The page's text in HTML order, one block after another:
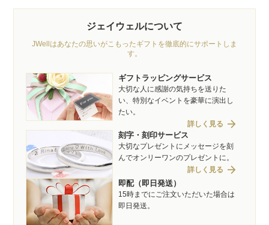
ジェイウェルについて
JWellはあなたの思いがこもったギフトを徹底的にサポートしま
す。
ギフトラッピングサービス
大切な人に感謝の気持ちを送りた
い、特別なイベントを豪華に演出し
たい。
詳しく見る arrow_forward
刻字・刻印サービス
大切なプレゼントにメッセージを刻
んでオンリーワンのプレゼントに。
詳しく見る arrow_forward
即配（即日発送）
15時までにご注文いただいた場合は
即日発送。